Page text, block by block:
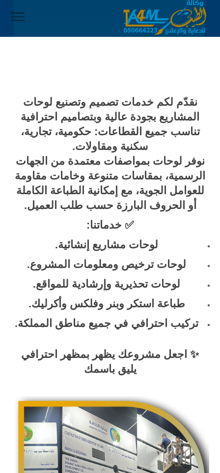
نقدّم لكم خدمات تصميم وتصنيع لوحات
المشاريع بجودة عالية وبتصاميم احترافية
تناسب جميع القطاعات: حكومية، تجارية،
سكنية ومقاولات.
نوفر لوحات بمواصفات معتمدة من الجهات
الرسمية، بمقاسات متنوعة وخامات مقاومة
للعوامل الجوية، مع إمكانية الطباعة الكاملة
أو الحروف البارزة حسب طلب العميل.
✅ خدماتنا:
لوحات مشاريع إنشائية.
لوحات ترخيص ومعلومات المشروع.
لوحات تحذيرية وإرشادية للمواقع.
طباعة استكر وبنر وفلكس وأكرليك.
تركيب احترافي في جميع مناطق المملكة.
✨ اجعل مشروعك يظهر بمظهر احترافي
يليق باسمك